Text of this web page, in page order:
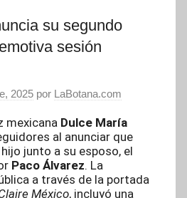
su segundo
sesión
2025 por LaBotana.com
mexicana Dulce María
al anunciar que
junto a su esposo, el
Paco Álvarez. La
a través de la portada
México, incluyó una